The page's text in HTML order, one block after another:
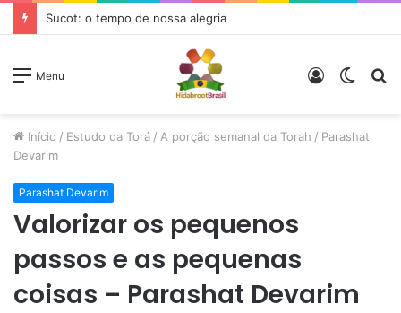
Sucot: o tempo de nossa alegria
Menu
Switch
Entrar
Início / Estudo da Torá / A porção semanal da Torah / Parashat
Devarim
Parashat Devarim
Valorizar os pequenos
passos e as pequenas
coisas – Parashat Devarim